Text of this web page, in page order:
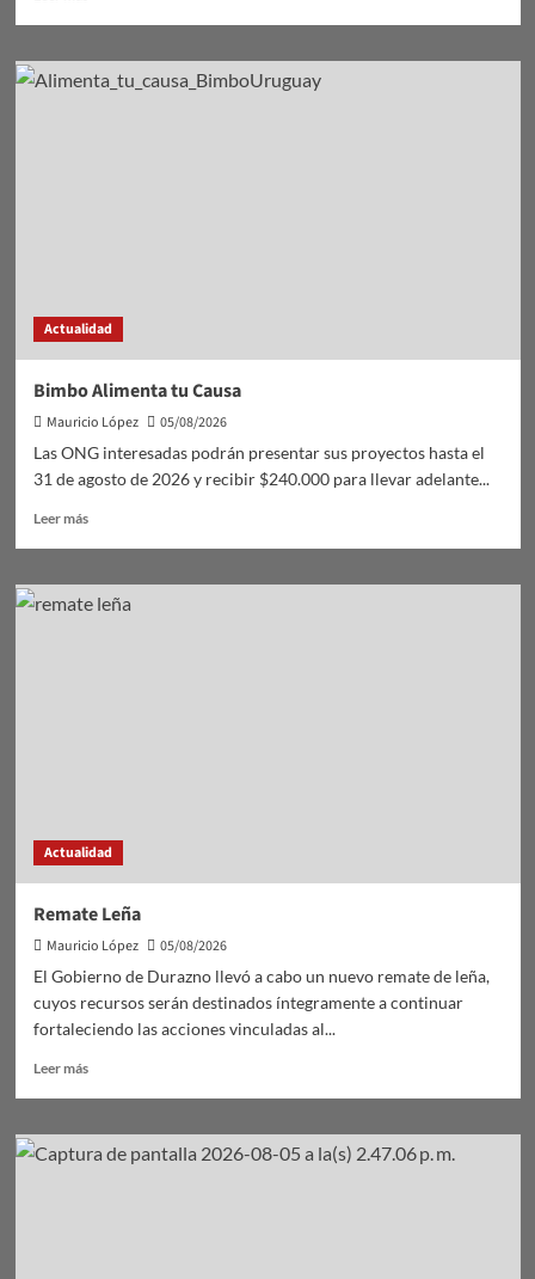
Falleció
Gabriel
Actualidad
Bimbo Alimenta tu Causa
Mauricio López
05/08/2026
Las ONG interesadas podrán presentar sus proyectos hasta el
31 de agosto de 2026 y recibir $240.000 para llevar adelante...
Leer másLeer
Bimbo
Alimenta
Actualidad
Remate Leña
Mauricio López
05/08/2026
El Gobierno de Durazno llevó a cabo un nuevo remate de leña,
cuyos recursos serán destinados íntegramente a continuar
fortaleciendo las acciones vinculadas al...
Leer másLeer
Remate
Leña